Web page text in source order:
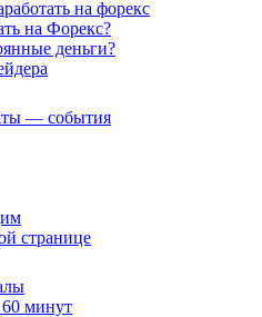
на форекс
на Форекс?
деньги?
— события
странице
минут